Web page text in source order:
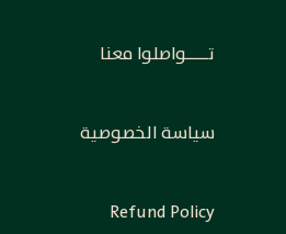
تـــــواصلوا معنا
سياسة الخصوصية
Refund Policy